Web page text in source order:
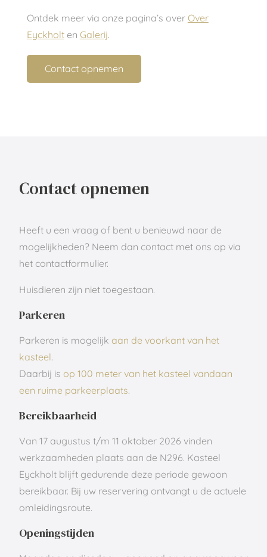
Ontdek meer via onze pagina’s over Over
Eyckholten Galerij.
Contact opnemen
Contact opnemen
Heeft u een vraag of bent u benieuwd naar de
mogelijkheden? Neem dan contact met ons op via
het contactformulier.
Huisdieren zijn niet toegestaan.
Parkeren
Parkeren is mogelijk aan de voorkant van het
kasteel.
Daarbij is op 100 meter van het kasteel vandaan
een ruime parkeerplaats.
Bereikbaarheid
Van 17 augustus t/m 11 oktober 2026 vinden
werkzaamheden plaats aan de N296. Kasteel
Eyckholt blijft gedurende deze periode gewoon
bereikbaar. Bij uw reservering ontvangt u de actuele
omleidingsroute.
Openingstijden